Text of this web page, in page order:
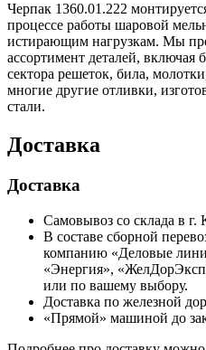
Черпак 1360.01.222
процессе работы шаровой
истирающим нагрузкам. Мы
ассортимент деталей, включая
сектора решеток, била,
многие другие отливки,
стали.
Доставка
Доставка
Самовывоз со склада в г.
В составе сборной
компанию «Деловые
«Энергия»,
или по вашему выбору.
Доставка по железной
«Прямой» машиной до